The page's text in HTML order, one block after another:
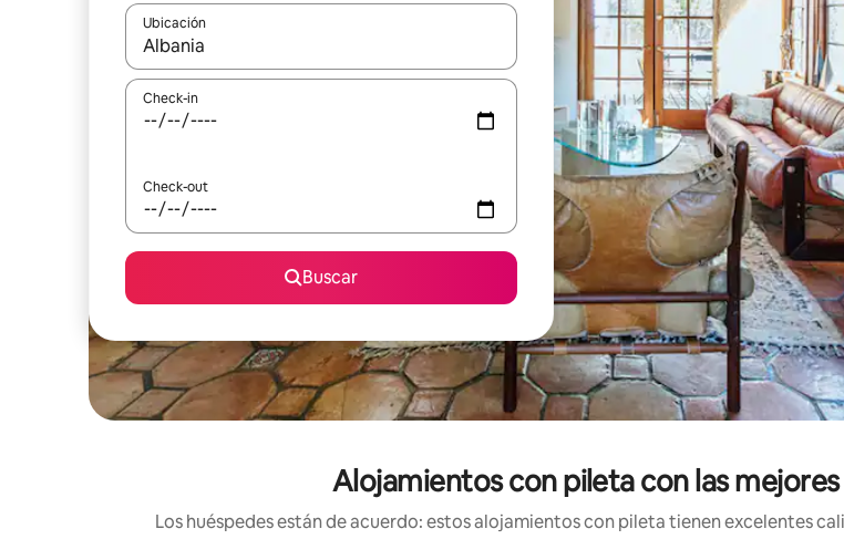
Ubicación
Cuando los resultados estén disponibles, navegá con las teclas de flecha hacia arriba y hacia
Check-in
Check-out
Buscar
Alojamientos con pileta con las
Los huéspedes están de acuerdo: estos alojamientos con pileta tienen excelentes